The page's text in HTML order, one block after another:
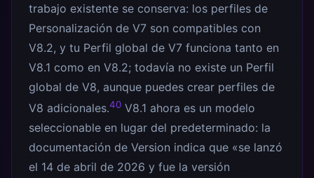
trabajo existente se conserva: los perfiles de
Personalización de V7 son compatibles con
V8.2, y tu Perfil global de V7 funciona tanto en
V8.1 como en V8.2; todavía no existe un Perfil
global de V8, aunque puedes crear perfiles de
V8 adicionales.40 V8.1 ahora es un modelo
seleccionable en lugar del predeterminado: la
documentación de Version indica que «se lanzó
el 14 de abril de 2026 y fue la versión